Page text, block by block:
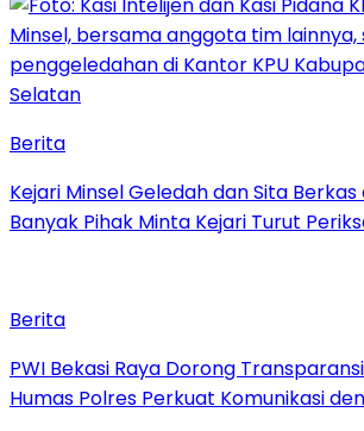
Berita
Kejari Minsel Geledah dan Sita Berkas
Banyak Pihak Minta Kejari Turut
Berita
PWI Bekasi Raya Dorong
Humas Polres Perkuat Komunikasi